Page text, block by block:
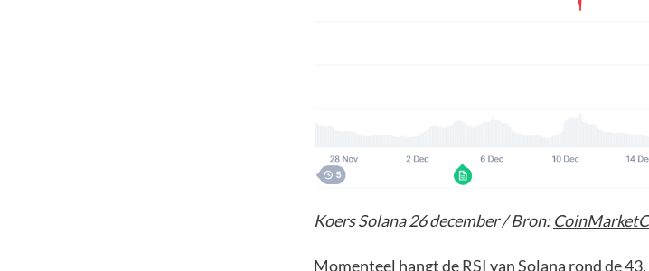
Koers Solana 26 december / Bron:
Momenteel hangt de RSI van Solana rond de